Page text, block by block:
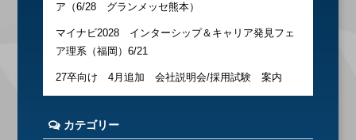
ア（6/28 グランメッセ熊本）
マイナビ2028 インターシップ＆キャリア発見フェ
ア理系（福岡）6/21
27卒向け 4月追加 会社説明会/採用試験 案内
カテゴリー